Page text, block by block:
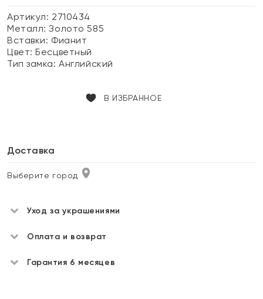
Артикул: 2710434
Металл:Золото 585
Вставки: Фианит
Цвет:Бесцветный
Тип замка:Английский
В ИЗБРАННОЕ
Доставка
Выберите город
Уход за украшениями
Оплата и возврат
Гарантия 6 месяцев